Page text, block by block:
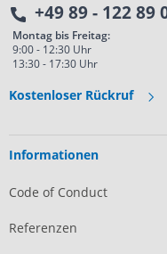
+49 89 - 122 89
Montag bis Freitag:
9:00 - 12:30 Uhr
13:30 - 17:30 Uhr
Kostenloser Rückruf
Informationen
Code of Conduct
Referenzen